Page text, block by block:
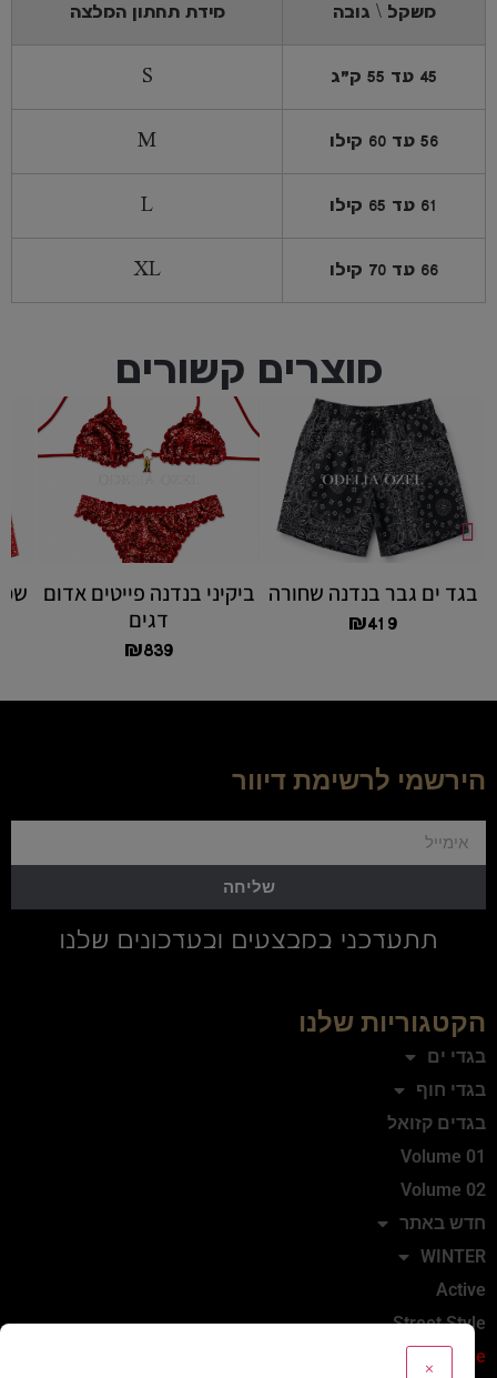
משקל \ גובה מידת תחתון המלצה
45 עד 55 ק"ג S
56 עד 60 קילו M
61 עד 65 קילו L
66 עד 70 קילו XL
מוצרים קשורים
בגד ים גבר בנדנה שחורה
₪419
ביקיני בנדנה פייטים אדום
דגים
₪839
הירשמי לרשימת דיוור
שליחה
הקטגוריות שלנו
בגדי ים
בגדי חוף
בגדים קזואל
Volume 01
Volume 02
חדש באתר
WINTER
Active
Street Style
Sale
×